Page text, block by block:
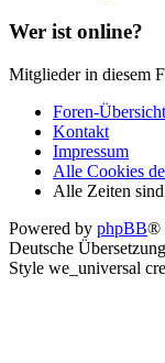
Wer ist online?
Mitglieder in diesem
Foren-Übersicht
Kontakt
Impressum
Alle Cookies
Alle Zeiten sind
Powered by phpBB®
Deutsche
Style we_universal